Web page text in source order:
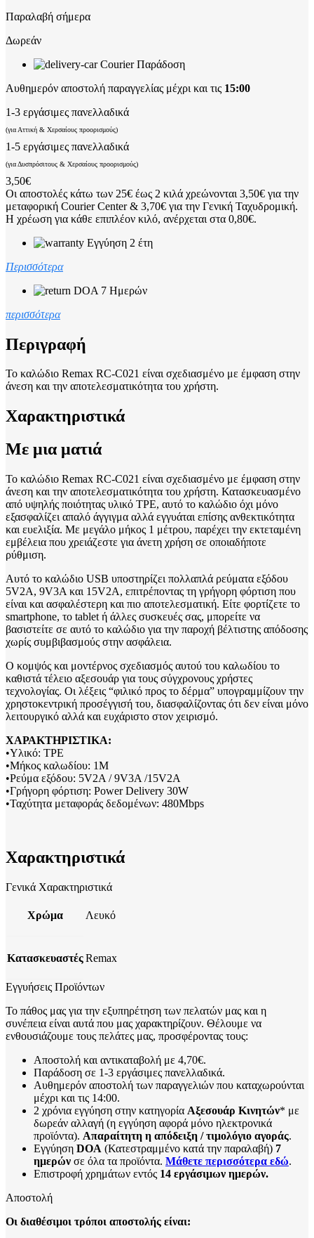
Παραλαβή σήμερα
Δωρεάν
Courier Παράδοση
Αυθημερόν αποστολή παραγγελίας μέχρι και τις 15:00
1-3 εργάσιμες πανελλαδικά
(για Αττική & Χερσαίους προορισμούς)
1-5 εργάσιμες πανελλαδικά
(για Δυσπρόσιτους & Χερσαίους προορισμούς)
3,50€
Οι αποστολές κάτω των 25€ έως 2 κιλά χρεώνονται 3,50€ για την
μεταφορική Courier Center & 3,70€ για την Γενική Ταχυδρομική.
Η χρέωση για κάθε επιπλέον κιλό, ανέρχεται στα 0,80€.
Εγγύηση 2 έτη
Περισσότερα
DOA 7 Ημερών
περισσότερα
Περιγραφή
To καλώδιο Remax RC-C021 είναι σχεδιασμένο με έμφαση στην
άνεση και την αποτελεσματικότητα του χρήστη.
Χαρακτηριστικά
Με μια ματιά
To καλώδιο Remax RC-C021 είναι σχεδιασμένο με έμφαση στην
άνεση και την αποτελεσματικότητα του χρήστη. Κατασκευασμένο
από υψηλής ποιότητας υλικό TPE, αυτό το καλώδιο όχι μόνο
εξασφαλίζει απαλό άγγιγμα αλλά εγγυάται επίσης ανθεκτικότητα
και ευελιξία. Με μεγάλο μήκος 1 μέτρου, παρέχει την εκτεταμένη
εμβέλεια που χρειάζεστε για άνετη χρήση σε οποιαδήποτε
ρύθμιση.
Αυτό το καλώδιο USB υποστηρίζει πολλαπλά ρεύματα εξόδου
5V2A, 9V3A και 15V2A, επιτρέποντας τη γρήγορη φόρτιση που
είναι και ασφαλέστερη και πιο αποτελεσματική. Είτε φορτίζετε το
smartphone, το tablet ή άλλες συσκευές σας, μπορείτε να
βασιστείτε σε αυτό το καλώδιο για την παροχή βέλτιστης απόδοσης
χωρίς συμβιβασμούς στην ασφάλεια.
Ο κομψός και μοντέρνος σχεδιασμός αυτού του καλωδίου το
καθιστά τέλειο αξεσουάρ για τους σύγχρονους χρήστες
τεχνολογίας. Οι λέξεις “φιλικό προς το δέρμα” υπογραμμίζουν την
χρηστοκεντρική προσέγγισή του, διασφαλίζοντας ότι δεν είναι μόνο
λειτουργικό αλλά και ευχάριστο στον χειρισμό.
ΧΑΡΑΚΤΗΡΙΣΤΙΚΑ:
•Υλικό: TPE
•Μήκος καλωδίου: 1M
•Ρεύμα εξόδου: 5V2A / 9V3A /15V2A
•Γρήγορη φόρτιση: Power Delivery 30W
•Ταχύτητα μεταφοράς δεδομένων: 480Mbps
Χαρακτηριστικά
Γενικά Χαρακτηριστικά
Χρώμα Λευκό
ΚατασκευαστέςRemax
Εγγυήσεις Προϊόντων
Το πάθος μας για την εξυπηρέτηση των πελατών μας και η
συνέπεια είναι αυτά που μας χαρακτηρίζουν. Θέλουμε να
ενθουσιάζουμε τους πελάτες μας, προσφέροντας τους:
Αποστολή και αντικαταβολή με 4,70€.
Παράδοση σε 1-3 εργάσιμες πανελλαδικά.
Αυθημερόν αποστολή των παραγγελιών που καταχωρούνται
μέχρι και τις 14:00.
2 χρόνια εγγύηση στην κατηγορία Αξεσουάρ Κινητών* με
δωρεάν αλλαγή (η εγγύηση αφορά μόνο ηλεκτρονικά
προϊόντα). Απαραίτητη η απόδειξη / τιμολόγιο αγοράς.
Εγγύηση DOA (Κατεστραμμένο κατά την παραλαβή) 7
ημερών σε όλα τα προϊόντα. Μάθετε περισσότερα εδώ.
Επιστροφή χρημάτων εντός 14 εργάσιμων ημερών.
Αποστολή
Οι διαθέσιμοι τρόποι αποστολής είναι: